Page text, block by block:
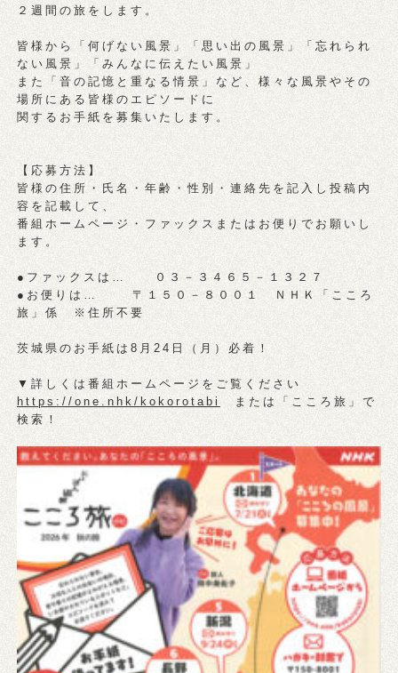
２週間の旅をします。
皆様から「何げない風景」「思い出の風景」「忘れられ
ない風景」「みんなに伝えたい風景」
また「音の記憶と重なる情景」など、様々な風景やその
場所にある皆様のエピソードに
関するお手紙を募集いたします。
【応募方法】
皆様の住所・氏名・年齢・性別・連絡先を記入し投稿内
容を記載して、
番組ホームページ・ファックスまたはお便りでお願いし
ます。
●ファックスは… ０３－３４６５－１３２７
●お便りは… 〒１５０－８００１ ＮＨＫ「こころ
旅」係 ※住所不要
茨城県のお手紙は8月24日（月）必着！
▼詳しくは番組ホームページをご覧ください
https://one.nhk/kokorotabi
または「こころ旅」で
検索！